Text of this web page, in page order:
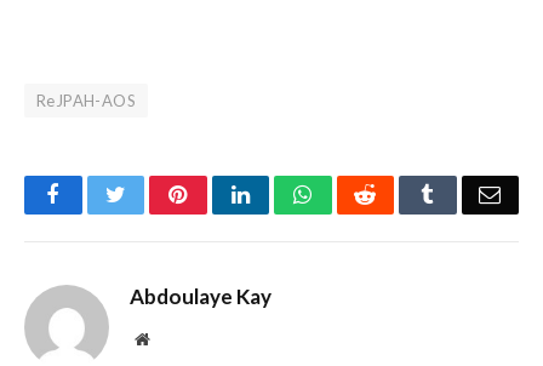
ReJPAH-AOS
FacebookTwitterPinterestLinkedInWhatsAppReddit Tumblr
Abdoulaye Kay
Website